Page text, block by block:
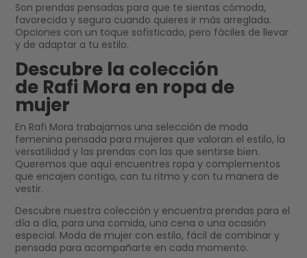
Son prendas pensadas para que te sientas cómoda,
favorecida y segura cuando quieres ir más arreglada.
Opciones con un toque sofisticado, pero fáciles de llevar
y de adaptar a tu estilo.
Descubre la colección
de Rafi Mora en ropa de
mujer
En Rafi Mora trabajamos una selección de moda
femenina pensada para mujeres que valoran el estilo, la
versatilidad y las prendas con las que sentirse bien.
Queremos que aquí encuentres ropa y complementos
que encajen contigo, con tu ritmo y con tu manera de
vestir.
Descubre nuestra colección y encuentra prendas para el
día a día, para una comida, una cena o una ocasión
especial. Moda de mujer con estilo, fácil de combinar y
pensada para acompañarte en cada momento.